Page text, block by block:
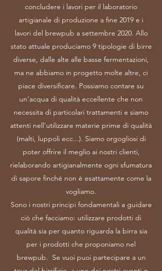
concludere i lavori per il laboratorio
artigianale di produzione a fine 2019 e i
lavori del brewpub a settembre 2020. Allo
stato attuale produciamo 9 tipologie di birre
diverse, dalle alte alle basse fermentazioni,
ma ne abbiamo in progetto molte altre, ci
piace diversificare. Possiamo contare su
un'acqua di qualità eccellente che non
necessita di particolari trattamenti e siamo
attenti nell'utilizzare materie prime di qualità
(malti, luppoli ecc...). Siamo orgogliosi di
poter offrire il meglio ai nostri clienti,
rielaborando artigianalmente ogni sfumatura
di sapore finché non è esattamente come la
vogliamo.
Sono i nostri principi fondamentali a guidare
ciò che facciamo: utilizzare prodotti di
qualità sia per quanto riguarda la birra sia
per i prodotti che proponiamo nel
brewpub. Se vuoi puoi partecipare a un